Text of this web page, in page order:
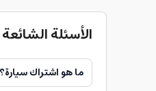
الأسئلة الشائعة
ما هو اشتراك سيارة؟